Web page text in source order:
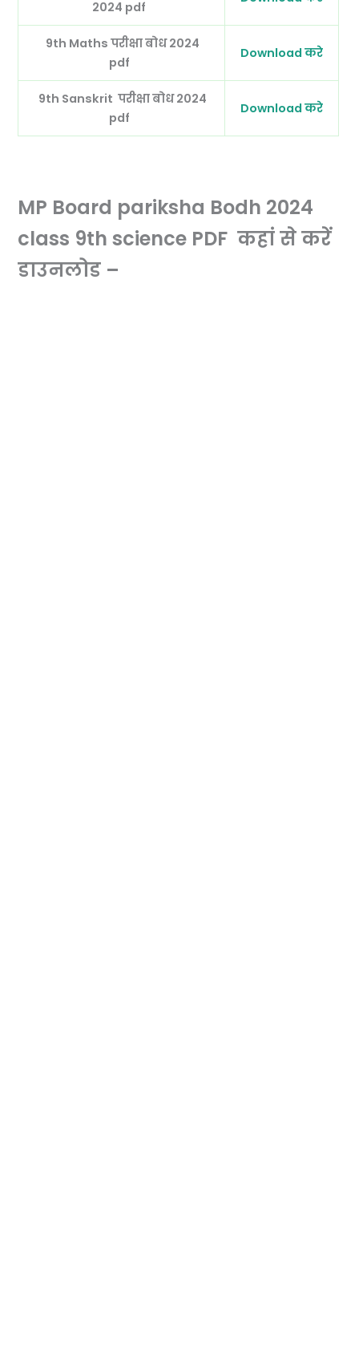
2024 pdf
9th Maths परीक्षा बोध 2024
pdf
Download करे
9th Sanskrit परीक्षा बोध 2024
pdf
Download करे
MP Board pariksha Bodh 2024
class 9th science PDF कहां से करें
डाउनलोड –